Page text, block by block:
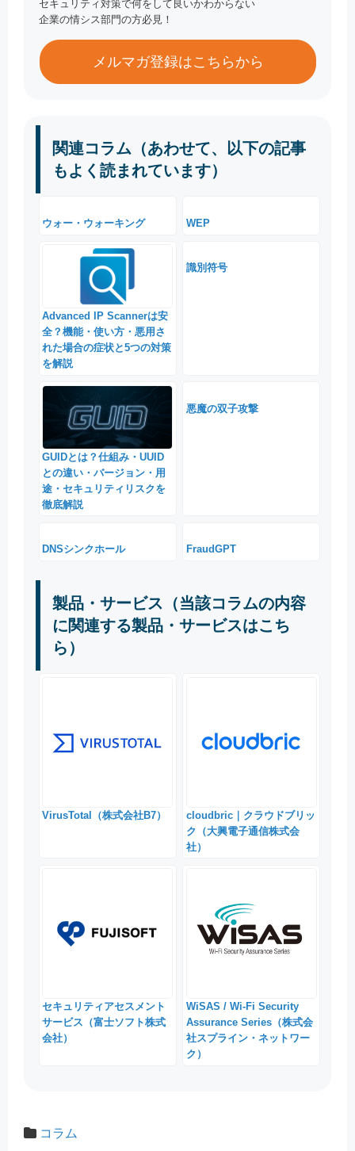
セキュリティ対策で何をして良いかわからない
企業の情シス部門の方必見！
メルマガ登録はこちらから
関連コラム（あわせて、以下の記事
もよく読まれています）
ウォー・ウォーキング WEP
Advanced IP Scannerは安
全？機能・使い方・悪用さ
れた場合の症状と5つの対策
を解説
識別符号
GUIDとは？仕組み・UUID
との違い・バージョン・用
途・セキュリティリスクを
徹底解説
悪魔の双子攻撃
DNSシンクホール FraudGPT
製品・サービス（当該コラムの内容
に関連する製品・サービスはこち
ら）
VirusTotal（株式会社B7）
cloudbric｜クラウドブリッ
ク（大興電子通信株式会
社）
セキュリティアセスメント
サービス（富士ソフト株式
会社）
WiSAS / Wi-Fi Security
Assurance Series（株式会
社スプライン・ネットワー
ク）
コラム